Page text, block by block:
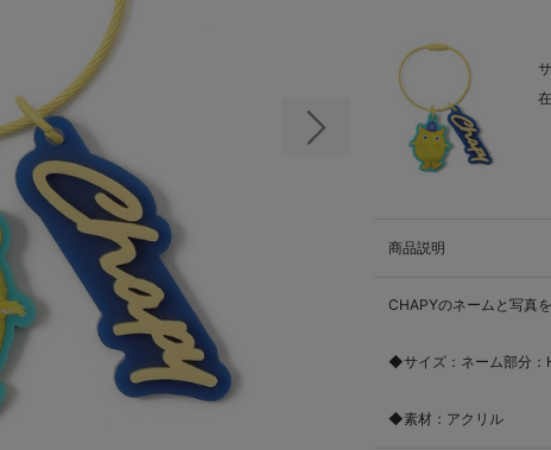
次の画像
商品説明
CHAPYのネームと写真
◆サイズ：ネーム部分：
◆素材：アクリル